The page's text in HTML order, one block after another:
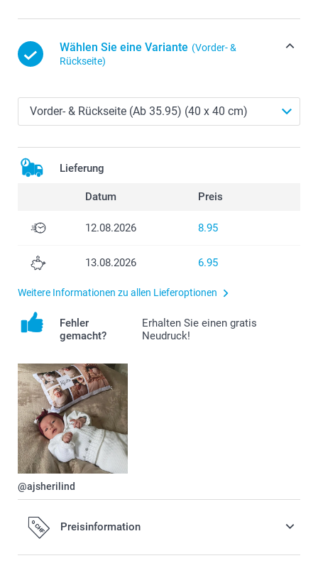
Wählen Sie eine Variante (Vorder- &
Rückseite)
Lieferung
Datum Preis
12.08.2026 8.95
13.08.2026 6.95
Weitere Informationen zu allen Lieferoptionen
Fehler
gemacht?
Erhalten Sie einen gratis
Neudruck!
@ajsherilind
Preisinformation